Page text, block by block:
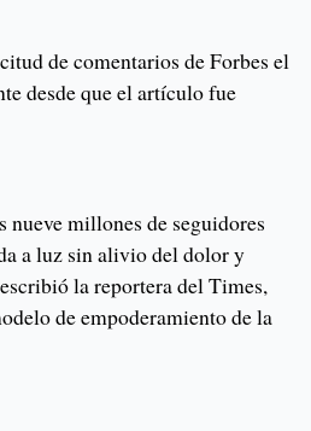
de comentarios de Forbes el
desde que el artículo fue
nueve millones de seguidores
a luz sin alivio del dolor y
la reportera del Times,
de empoderamiento de la